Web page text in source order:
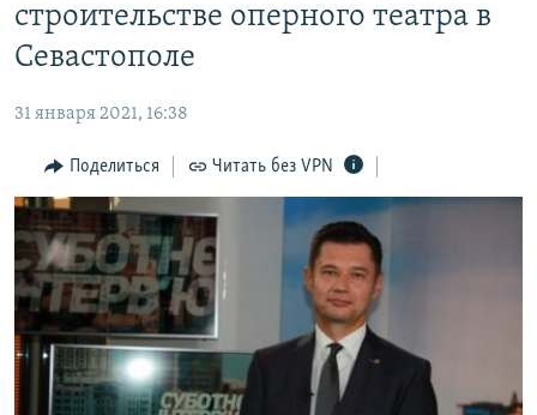
главной
навигации
ЕЩЕ
ТЕЛЕПРОЕКТ КРЫМ.РЕАЛИИ
СОВЕТЫ ПРАВОЗАЩИТНИКОВ
ПРОПАВШИЕ БЕЗ ВЕСТИ
ПОБЕДИТЕЛЕЙ НЕ СУДЯТ?
КРЫМ.НЕПОКОРЕННЫЙ
ELIFBE
КАК ОБОЙТИ БЛОКИРОВКУ
Українською
Qırımtatar
ПРИСОЕДИНЯЙТЕСЬ!
строительстве оперного театра в
Севастополе
31 января 2021, 16:38
Поделиться Читать без VPN